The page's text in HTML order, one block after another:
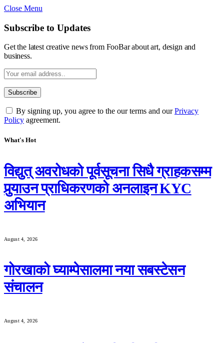
Close Menu
Subscribe to Updates
Get the latest creative news from FooBar about art, design and
business.
By signing up, you agree to the our terms and ourPrivacy
Policy agreement.
What's Hot
विद्युत् अवरोधको पूर्वसूचना सिधै ग्राहकसम्म
पुर्‍याउन प्राधिकरणको अनलाइन KYC
अभियान
August 4, 2026
गोरखाको घ्याम्पेसालमा नया सबस्टेसन
संचालन
August 4, 2026